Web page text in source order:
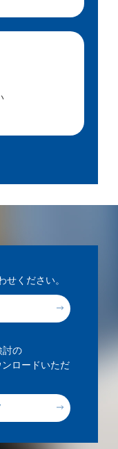
せください。
討の
ロードいただ